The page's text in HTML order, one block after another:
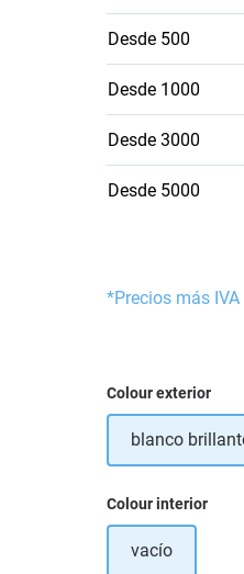
Desde 500
Desde 1000
Desde 3000
Desde 5000
*Precios más IVA
Seleccione
Colour exterior
blanco
Seleccione
Colour interior
vacío